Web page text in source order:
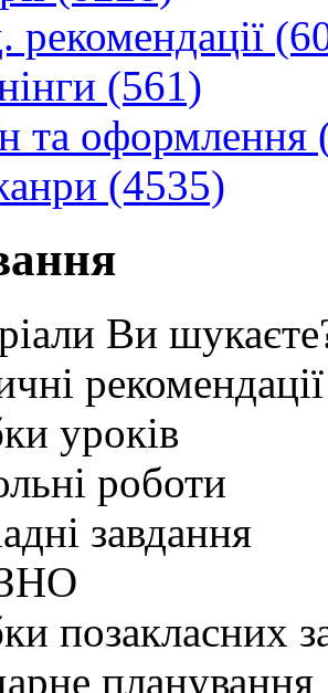
рекомендації
(561)
та оформлення
(4535)
Ви
рекомендації
уроків
роботи
завдання
позакласних
планування